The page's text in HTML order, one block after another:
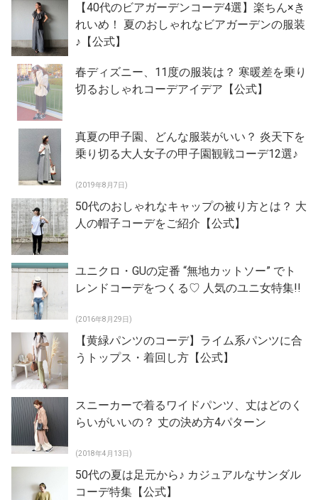
【40代のビアガーデンコーデ4選】楽ちん×き
れいめ！ 夏のおしゃれなビアガーデンの服装
♪【公式】
春ディズニー、11度の服装は？ 寒暖差を乗り
切るおしゃれコーデアイデア【公式】
真夏の甲子園、どんな服装がいい？ 炎天下を
乗り切る大人女子の甲子園観戦コーデ12選♪
(2019年8月7日)
50代のおしゃれなキャップの被り方とは？ 大
人の帽子コーデをご紹介【公式】
ユニクロ・GUの定番 “無地カットソー” でト
レンドコーデをつくる♡ 人気のユニ女特集!!
(2016年8月29日)
【黄緑パンツのコーデ】ライム系パンツに合
うトップス・着回し方【公式】
スニーカーで着るワイドパンツ、丈はどのく
らいがいいの？ 丈の決め方4パターン
(2018年4月13日)
50代の夏は足元から♪ カジュアルなサンダル
コーデ特集【公式】